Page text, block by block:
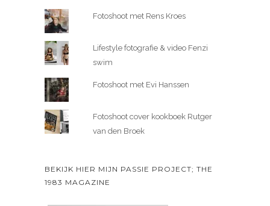
Fotoshoot met Rens Kroes
Lifestyle fotografie & video Fenzi
swim
Fotoshoot met Evi Hanssen
Fotoshoot cover kookboek Rutger
van den Broek
BEKIJK HIER MIJN PASSIE PROJECT; THE
1983 MAGAZINE